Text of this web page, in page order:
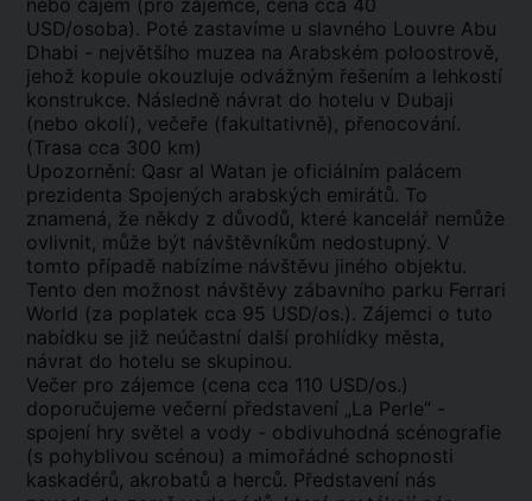
nebo čajem (pro zájemce, cena cca 40
USD/osoba). Poté zastavíme u slavného Louvre Abu
Dhabi - největšího muzea na Arabském poloostrově,
jehož kopule okouzluje odvážným řešením a lehkostí
konstrukce. Následně návrat do hotelu v Dubaji
(nebo okolí), večeře (fakultativně), přenocování.
(Trasa cca 300 km)
Upozornění: Qasr al Watan je oficiálním palácem
prezidenta Spojených arabských emirátů. To
znamená, že někdy z důvodů, které kancelář nemůže
ovlivnit, může být návštěvníkům nedostupný. V
tomto případě nabízíme návštěvu jiného objektu.
Tento den možnost návštěvy zábavního parku Ferrari
World (za poplatek cca 95 USD/os.). Zájemci o tuto
nabídku se již neúčastní další prohlídky města,
návrat do hotelu se skupinou.
Večer pro zájemce (cena cca 110 USD/os.)
doporučujeme večerní představení „La Perle“ -
spojení hry světel a vody - obdivuhodná scénografie
(s pohyblivou scénou) a mimořádné schopnosti
kaskadérů, akrobatů a herců. Představení nás